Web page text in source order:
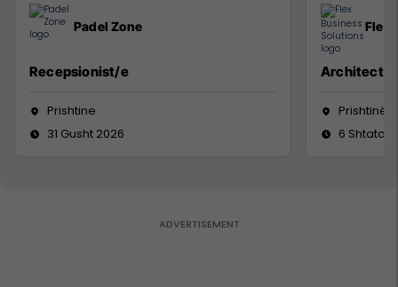
Padel Zone
Recepsionist/e
Prishtine
31 Gusht 2026
Flex
Architect
Prishtinë
6 Shtator